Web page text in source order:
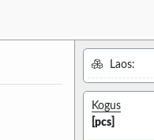
Laos:
Kogus
[pcs]